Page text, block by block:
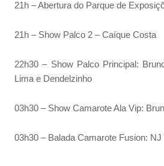
21h – Abertura do Parque de
21h – Show Palco 2 – Caíque Costa
22h30 – Show Palco Principal:
Lima e Dendelzinho
03h30 – Show Camarote Ala Vip:
03h30 – Balada Camarote Fusion: NJ